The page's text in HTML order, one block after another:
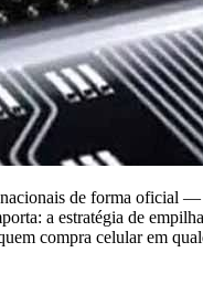
de forma oficial
a estratégia de
compra celular em